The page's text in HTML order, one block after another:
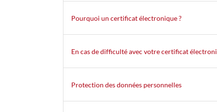
Pourquoi un certificat électronique ?
En cas de difficulté avec votre certificat
Protection des données personnelles